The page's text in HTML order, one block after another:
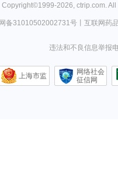
Copyright©1999-2026 ctrip.com .
备31010502002731号丨 互联网药
违法和不良信息举报
上海市监
网络社会
征信网